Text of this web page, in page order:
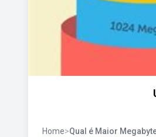
Home>Qual é Maior